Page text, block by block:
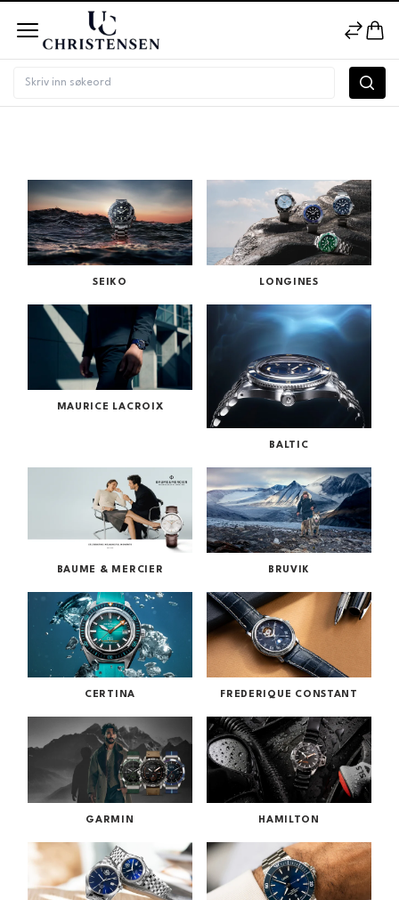
Merke
SEIKO LONGINES
MAURICE LACROIX
BALTIC
BAUME & MERCIER BRUVIK
CERTINA FREDERIQUE CONSTANT
GARMIN HAMILTON